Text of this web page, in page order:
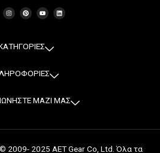
I
n
s
r
a
P
i
n
e
s
Y
o
u
e
L
i
n
ΜΑΖΙ ΜΑΣ
2009- 2025 AET Gear Co, Ltd. Όλα τα